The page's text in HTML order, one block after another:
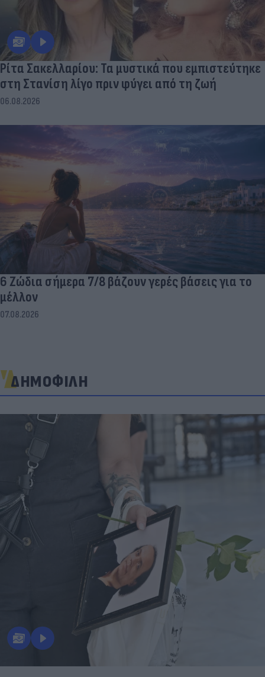
Ρίτα Σακελλαρίου: Τα μυστικά που εμπιστεύτηκε
στη Στανίση λίγο πριν φύγει από τη ζωή
06.08.2026
6 Ζώδια σήμερα 7/8 βάζουν γερές βάσεις για το
μέλλον
07.08.2026
ΔΗΜΟΦΙΛΗ